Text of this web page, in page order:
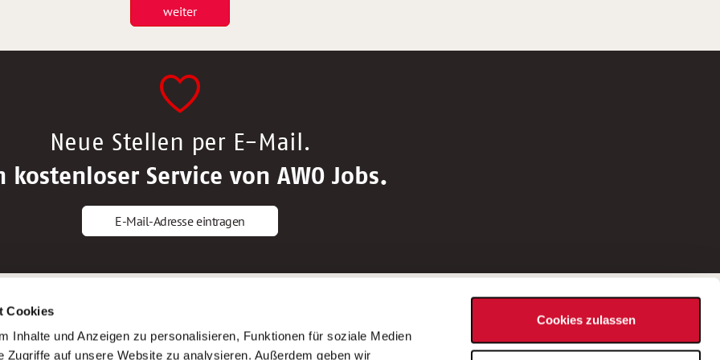
Cookies
Inhalte und Anzeigen zu personalisieren, Funktionen für soziale Medien
Zugriffe auf unsere Website zu analysieren. Außerdem geben wir
Cookies zulassen
weiter
Neue Stellen per E-Mail.
kostenloser Service von AWO Jobs.
E-Mail-Adresse eintragen
Altenpfleger*in
Krankenpfleger*in
AWO Gliederungen nach Bundesland
Stellenangebote nach Bundesländern